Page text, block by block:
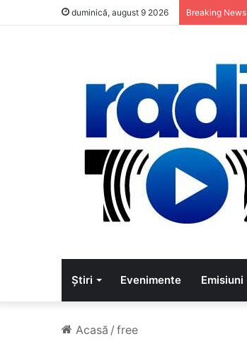
duminică, august 9 2026 Breaking News
Știri Evenimente Emisiuni
Acasă / free